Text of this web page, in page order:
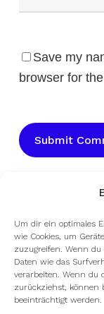
Um dir ein optimales
wie Cookies, um
zuzugreifen. Wenn
Daten wie das
verarbeiten. Wenn du
zurückziehst, können
beeinträchtigt werden.
Save my
browser for